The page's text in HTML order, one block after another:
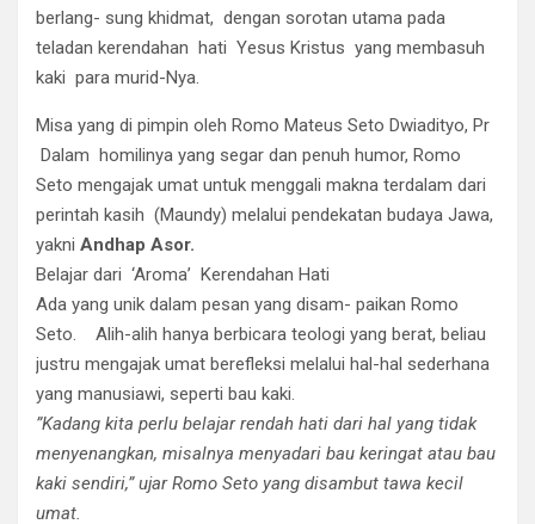
berlang- sung khidmat, dengan sorotan utama pada
teladan kerendahan hati Yesus Kristus yang membasuh
kaki para murid-Nya.
Misa yang di pimpin oleh Romo Mateus Seto Dwiadityo, Pr ​
Dalam homilinya yang segar dan penuh humor, Romo
Seto mengajak umat untuk menggali makna terdalam dari
perintah kasih (Maundy) melalui pendekatan budaya Jawa,
yakni Andhap Asor.
​Belajar dari ‘Aroma’ Kerendahan Hati
​Ada yang unik dalam pesan yang disam- paikan Romo
Seto. Alih-alih hanya berbicara teologi yang berat, beliau
justru mengajak umat berefleksi melalui hal-hal sederhana
yang manusiawi, seperti bau kaki.
​”Kadang kita perlu belajar rendah hati dari hal yang tidak
menyenangkan, misalnya menyadari bau keringat atau bau
kaki sendiri,” ujar Romo Seto yang disambut tawa kecil
umat.